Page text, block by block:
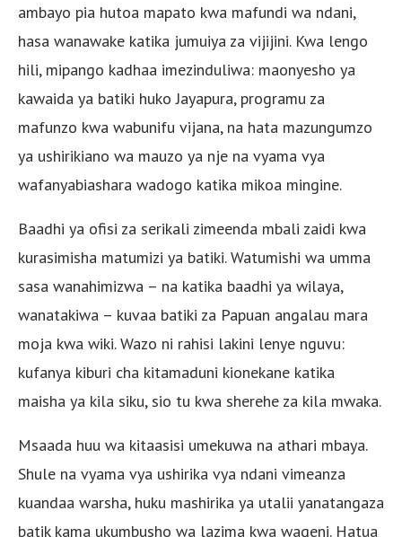
ambayo pia hutoa mapato kwa mafundi wa ndani,
hasa wanawake katika jumuiya za vijijini. Kwa lengo
hili, mipango kadhaa imezinduliwa: maonyesho ya
kawaida ya batiki huko Jayapura, programu za
mafunzo kwa wabunifu vijana, na hata mazungumzo
ya ushirikiano wa mauzo ya nje na vyama vya
wafanyabiashara wadogo katika mikoa mingine.
Baadhi ya ofisi za serikali zimeenda mbali zaidi kwa
kurasimisha matumizi ya batiki. Watumishi wa umma
sasa wanahimizwa – na katika baadhi ya wilaya,
wanatakiwa – kuvaa batiki za Papuan angalau mara
moja kwa wiki. Wazo ni rahisi lakini lenye nguvu:
kufanya kiburi cha kitamaduni kionekane katika
maisha ya kila siku, sio tu kwa sherehe za kila mwaka.
Msaada huu wa kitaasisi umekuwa na athari mbaya.
Shule na vyama vya ushirika vya ndani vimeanza
kuandaa warsha, huku mashirika ya utalii yanatangaza
batik kama ukumbusho wa lazima kwa wageni. Hatua